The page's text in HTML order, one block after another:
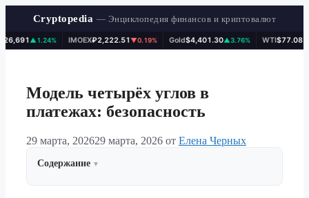
Cryptopedia — Энциклопедия финансов и криптовалют
▲1.24% IMOEX₽2,222.51▼0.19% Gold $4,401.30▲3.76% WTI $77.08
Модель четырёх углов в
платежах: безопасность
29 марта, 202629 марта, 2026 от Елена Черных
Содержание